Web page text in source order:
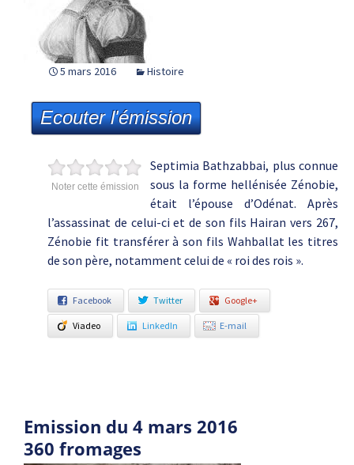
5 mars 2016 Histoire
Ecouter l'émission
Noter cette émission
Septimia Bathzabbai, plus connue
sous la forme hellénisée Zénobie,
était l’épouse d’Odénat. Après
l’assassinat de celui-ci et de son fils Hairan vers 267,
Zénobie fit transférer à son fils Wahballat les titres
de son père, notamment celui de « roi des rois ».
Facebook Twitter Google+
Viadeo LinkedIn E-mail
Emission du 4 mars 2016
360 fromages